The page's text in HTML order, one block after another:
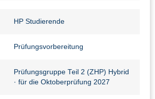
HP Studierende
Prüfungsvorbereitung
Prüfungsgruppe Teil 2 (ZHP) Hybrid
· für die Oktoberprüfung 2027